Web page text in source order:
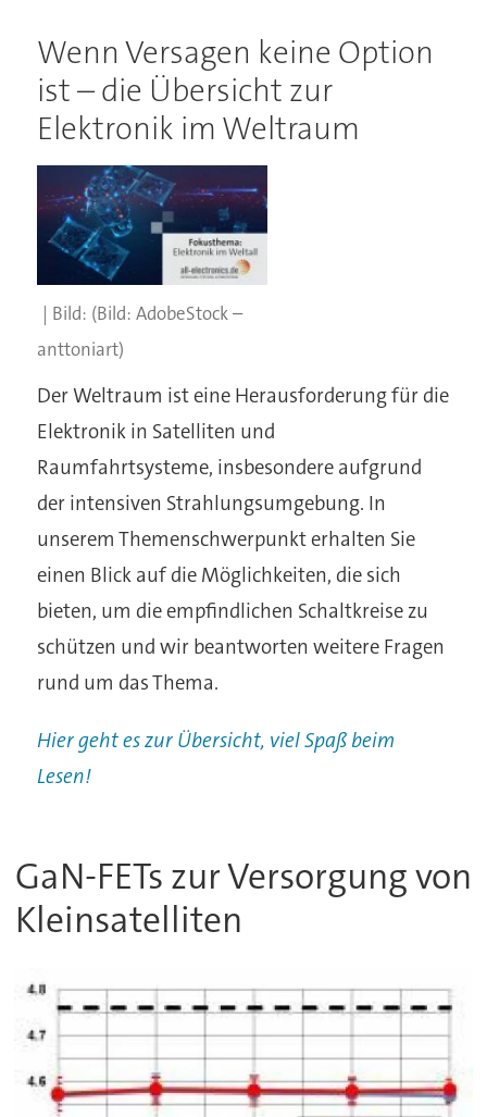
Wenn Versagen keine Option
ist – die Übersicht zur
Elektronik im Weltraum
(Bild: AdobeStock –
anttoniart)
Der Weltraum ist eine Herausforderung für die
Elektronik in Satelliten und
Raumfahrtsysteme, insbesondere aufgrund
der intensiven Strahlungsumgebung. In
unserem Themenschwerpunkt erhalten Sie
einen Blick auf die Möglichkeiten, die sich
bieten, um die empfindlichen Schaltkreise zu
schützen und wir beantworten weitere Fragen
rund um das Thema.
Hier geht es zur Übersicht, viel Spaß beim
Lesen!
GaN-FETs zur Versorgung von
Kleinsatelliten